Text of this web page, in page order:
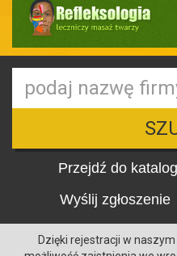
Przejdź do
Wyślij zgłoszenie
Dzięki rejestracji w